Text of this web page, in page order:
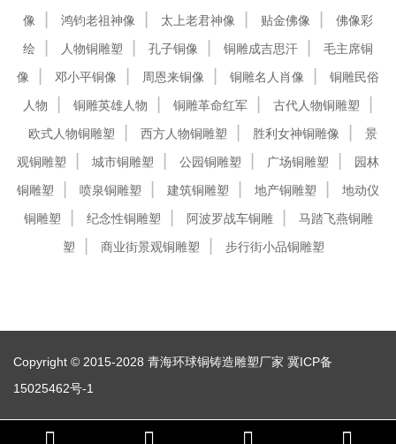
像
鸿钧老祖神像 太上老君神像 贴金佛像
佛像彩
绘
人物铜雕塑 孔子铜像 铜雕成吉思汗
毛主席铜
像
邓小平铜像 周恩来铜像 铜雕名人肖像
铜雕民俗
人物
铜雕英雄人物 铜雕革命红军
古代人物铜雕塑
欧式人物铜雕塑
西方人物铜雕塑 胜利女神铜雕像
景
观铜雕塑
城市铜雕塑 公园铜雕塑 广场铜雕塑
园林
铜雕塑
喷泉铜雕塑 建筑铜雕塑 地产铜雕塑
地动仪
铜雕塑
纪念性铜雕塑 阿波罗战车铜雕
马踏飞燕铜雕
塑
商业街景观铜雕塑 步行街小品铜雕塑
Copyright © 2015-2028 青海环球铜铸造雕塑厂家 冀ICP备
15025462号-1